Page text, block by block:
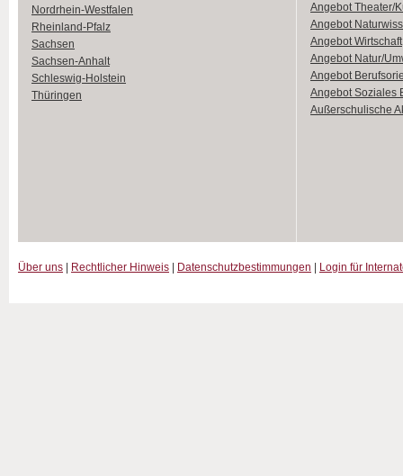
Nordrhein-Westfalen
Rheinland-Pfalz
Sachsen
Sachsen-Anhalt
Schleswig-Holstein
Thüringen
Angebot Theater/
Angebot
Angebot Wirtschaft
Angebot Natur/
Angebot
Angebot Soziales
Außerschulische
Über uns Rechtlicher Hinweis Datenschutzbestimmungen Login für